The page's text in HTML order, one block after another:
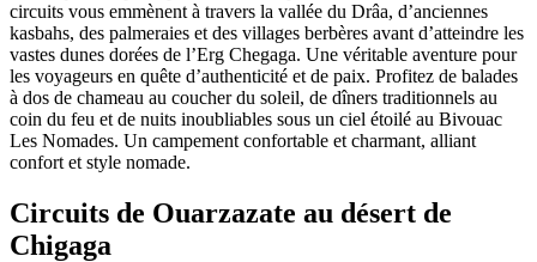
circuits vous emmènent à travers la vallée du Drâa, d’anciennes
kasbahs, des palmeraies et des villages berbères avant d’atteindre les
vastes dunes dorées de l’Erg Chegaga. Une véritable aventure pour
les voyageurs en quête d’authenticité et de paix. Profitez de balades
à dos de chameau au coucher du soleil, de dîners traditionnels au
coin du feu et de nuits inoubliables sous un ciel étoilé au Bivouac
Les Nomades. Un campement confortable et charmant, alliant
confort et style nomade.
Circuits de Ouarzazate au désert de
Chigaga